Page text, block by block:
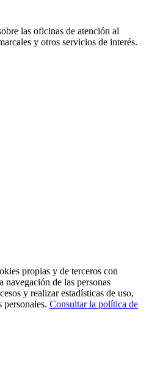
las oficinas de atención al
y otros servicios de interés.
propias y de terceros con
de las personas
y realizar estadísticas de uso,
personales. Consultar la política de